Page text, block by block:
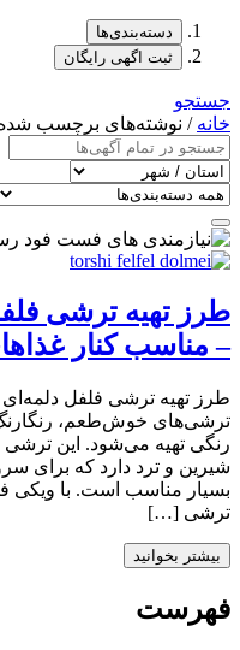
دسته‌بندی‌ها
ثبت اگهی رایگان
جستجو
خانه / نوشته‌های برچسب
طرز تهیه ترشی
– مناسب کنار
طرز تهیه ترشی فلفل
ترشی‌های خوش‌طعم،
رنگی تهیه می‌شود. این ترشی
شیرین و ترد دارد که برای
بسیار مناسب است. با ویکی
ترشی […]
بیشتر بخوانید
فهرست